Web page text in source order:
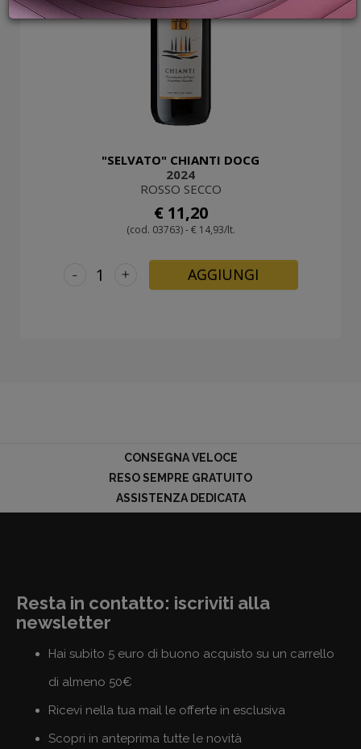
GIFT
"SELVATO" CHIANTI DOCG
2024
ROSSO SECCO
€ 11,20
(cod. 03763) - € 14,93/lt.
+
- AGGIUNGI
CONSEGNA VELOCE
RESO SEMPRE GRATUITO
ASSISTENZA DEDICATA
Resta in contatto: iscriviti alla
newsletter
Hai subito 5 euro di buono acquisto su un carrello
di almeno 50€
Ricevi nella tua mail le offerte in esclusiva
Scopri in anteprima tutte le novità